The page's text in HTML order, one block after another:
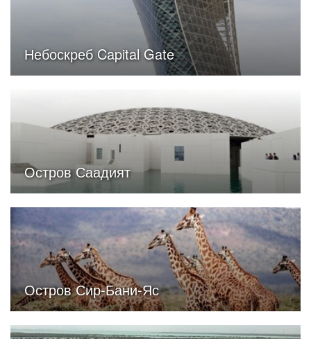
Небоскреб Capital Gate
Остров Саадият
Остров Сир-Бани-Яс